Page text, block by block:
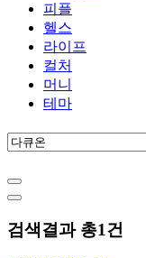
피플
헬스
라이프
컬처
머니
테마
검색결과 총1건